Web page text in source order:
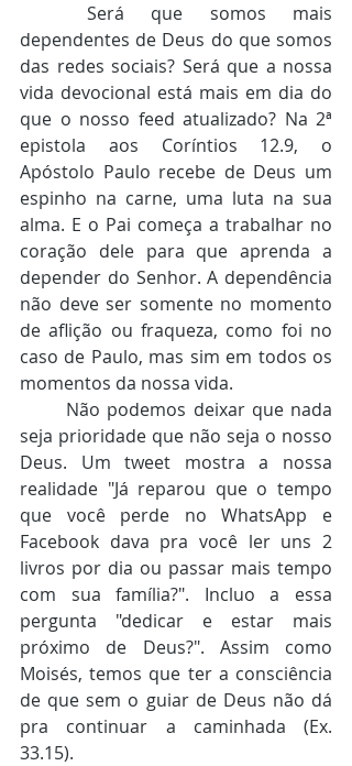
dependentes de Deus do que somos
das redes sociais? Será que a nossa
vida devocional está mais em dia do
que o nosso feed atualizado? Na 2ª
epistola aos Coríntios 12.9, o
Apóstolo Paulo recebe de Deus um
espinho na carne, uma luta na sua
alma. E o Pai começa a trabalhar no
coração dele para que aprenda a
depender do Senhor. A dependência
não deve ser somente no momento
de aflição ou fraqueza, como foi no
caso de Paulo, mas sim em todos os
momentos da nossa vida.
seja prioridade que não seja o nosso
Deus. Um tweet mostra a nossa
realidade "Já reparou que o tempo
que você perde no WhatsApp e
Facebook dava pra você ler uns 2
livros por dia ou passar mais tempo
com sua família?". Incluo a essa
pergunta "dedicar e estar mais
próximo de Deus?". Assim como
Moisés, temos que ter a consciência
de que sem o guiar de Deus não dá
pra continuar a caminhada (Ex.
33.15).